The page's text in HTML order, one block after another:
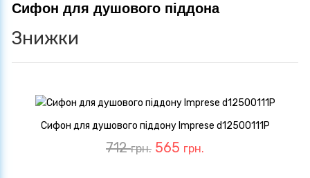
Сифон для душового піддона
Знижки
Сифон для душового піддону Imprese d12500111P
712грн. 565 грн.